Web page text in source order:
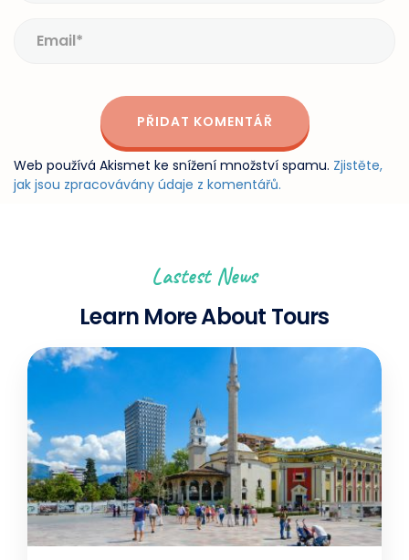
Web používá Akismet ke snížení množství spamu. Zjistěte,
jak jsou zpracovávány údaje z komentářů.
Lastest News
Learn More About Tours